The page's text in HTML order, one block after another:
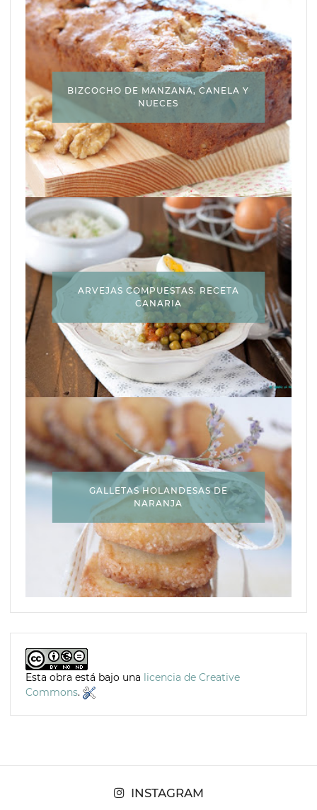
BIZCOCHO DE MANZANA, CANELA Y
NUECES
ARVEJAS COMPUESTAS. RECETA
CANARIA
GALLETAS HOLANDESAS DE
NARANJA
Esta obra está bajo una licencia de Creative
Commons.
INSTAGRAM